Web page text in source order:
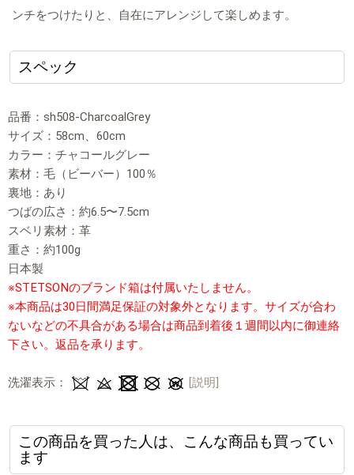
ンチをつけたりと、自在にアレンジして楽しめます。
スペック
品番：sh508-CharcoalGrey
サイズ：58cm、60cm
カラー：チャコールグレー
素材：毛（ビーバー）100％
裏地：あり
つばの広さ：約6.5〜7.5cm
スベリ素材：革
重さ：約100g
日本製
※STETSONのブランド箱は付属いたしません。
※本商品は30日間満足保証の対象外となります。サイズが合わ
ないなどの不具合がある場合は商品到着後１週間以内に御連絡
下さい。返品を承ります。
洗濯表示： [説明]
この商品を買った人は、こんな商品も買ってい
ます